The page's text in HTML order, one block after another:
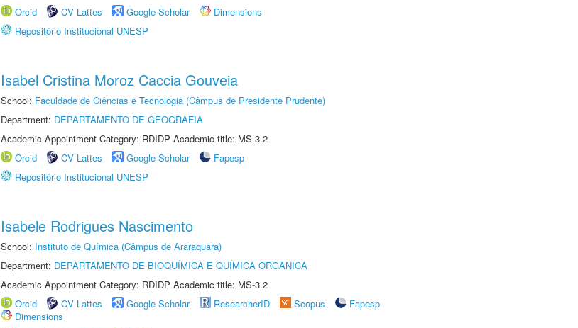
Orcid
CV Lattes Google Scholar
Dimensions
Repositório Institucional UNESP
Isabel Cristina Moroz Caccia Gouveia
School: Faculdade de Ciências e Tecnologia (Câmpus de Presidente Prudente)
Department: DEPARTAMENTO DE GEOGRAFIA
Academic Appointment Category: RDIDP Academic title: MS-3.2
Orcid
CV Lattes Google Scholar
Fapesp
Repositório Institucional UNESP
Isabele Rodrigues Nascimento
School: Instituto de Química (Câmpus de Araraquara)
Department: DEPARTAMENTO DE BIOQUÍMICA E QUÍMICA ORGÂNICA
Academic Appointment Category: RDIDP Academic title: MS-3.2
Orcid
CV Lattes Google Scholar ResearcherID Scopus
Fapesp
Dimensions